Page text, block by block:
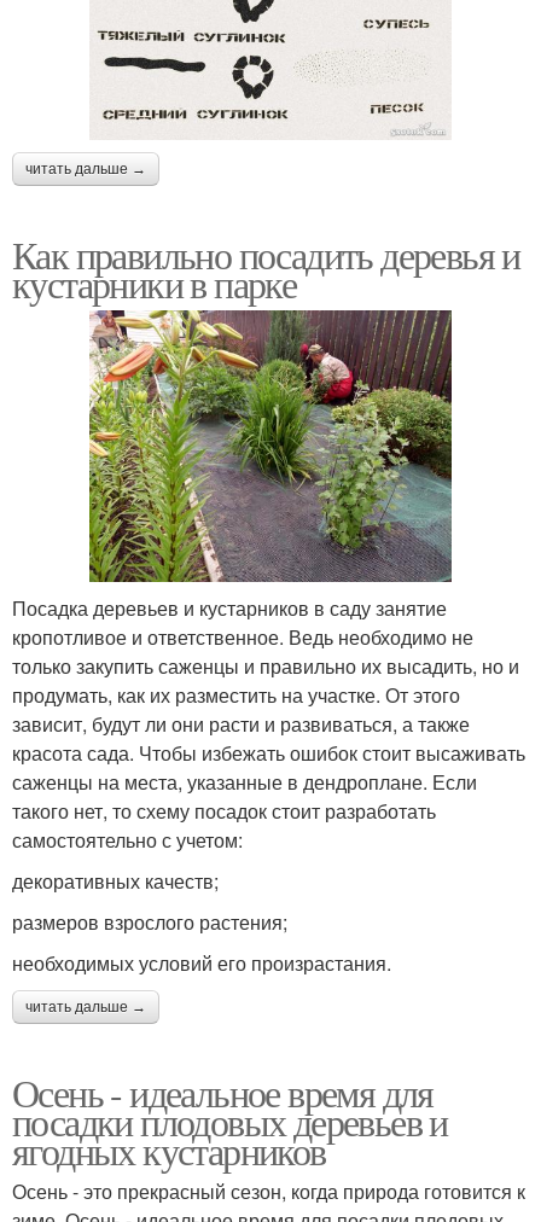
читать дальше →
Как правильно посадить деревья и
кустарники в парке
Посадка деревьев и кустарников в саду занятие
кропотливое и ответственное. Ведь необходимо не
только закупить саженцы и правильно их высадить, но и
продумать, как их разместить на участке. От этого
зависит, будут ли они расти и развиваться, а также
красота сада. Чтобы избежать ошибок стоит высаживать
саженцы на места, указанные в дендроплане. Если
такого нет, то схему посадок стоит разработать
самостоятельно с учетом:
декоративных качеств;
размеров взрослого растения;
необходимых условий его произрастания.
читать дальше →
Осень - идеальное время для
посадки плодовых деревьев и
ягодных кустарников
Осень - это прекрасный сезон, когда природа готовится к